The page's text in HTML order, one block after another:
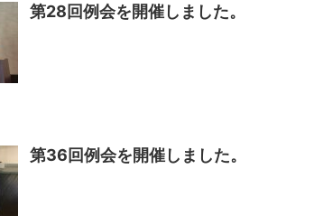
第28回例会を開催しました。
第36回例会を開催しました。